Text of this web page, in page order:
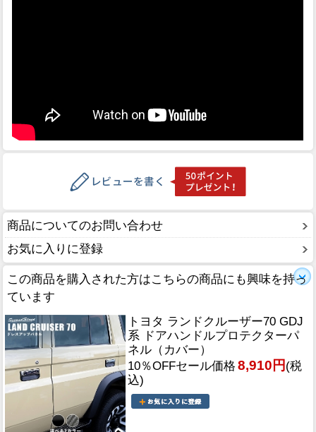
商品についてのお問い合わせ
お気に入りに登録
この商品を購入された方はこちらの商品にも興味を持っ
ています
トヨタ ランドクルーザー70 GDJ
系 ドアハンドルプロテクターパ
ネル（カバー）
10％OFFセール価格 8,910円 (税
込)